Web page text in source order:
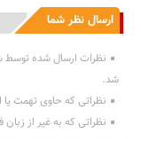
ارسال نظر شما
انتشار یافته : 0
نظرات ارسال شده توسط
شد.
نظراتی که حاوی تهمت یا
نظراتی که به غیر از